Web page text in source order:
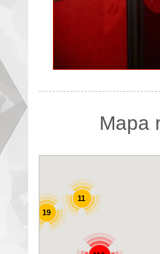
Mapa
11
19